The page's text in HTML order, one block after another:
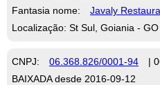
Fantasia nome:
Javaly
Localização: St Sul, Goiania - GO
CNPJ: 06.368.826/0001-94
|
BAIXADA desde 2016-09-12